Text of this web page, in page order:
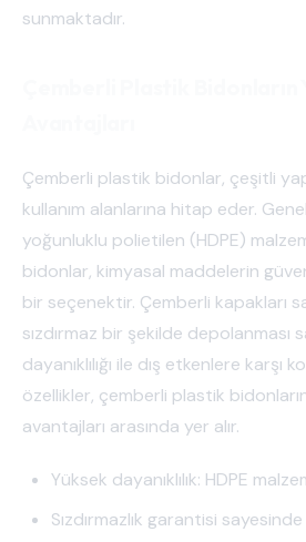
sunmaktadır.
Çemberli plastik bidonlar, çeşitli
kullanım alanlarına hitap eder.
yoğunluklu polietilen (HDPE)
bidonlar, kimyasal maddelerin
bir seçenektir. Çemberli kapakları
sızdırmaz bir şekilde depolanması
dayanıklılığı ile dış etkenlere karşı
özellikler, çemberli plastik
avantajları arasında yer alır.
Yüksek dayanıklılık: HDPE
Sızdırmazlık garantisi sayesinde